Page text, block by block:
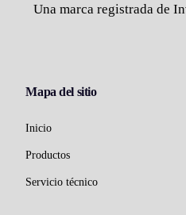
Una marca registrada de
Mapa del sitio
Inicio
Productos
Servicio técnico